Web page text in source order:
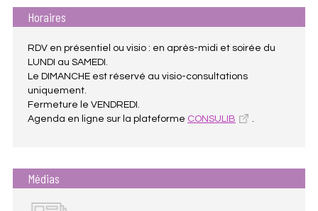
Horaires
RDV en présentiel ou visio : en après-midi et soirée du
LUNDI au SAMEDI.
Le DIMANCHE est réservé au visio-consultations
uniquement.
Fermeture le VENDREDI.
Agenda en ligne sur la plateforme CONSULIB .
Médias